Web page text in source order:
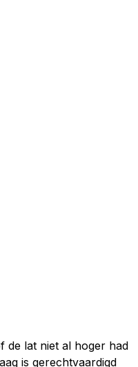
de lat niet al hoger had
is gerechtvaardigd